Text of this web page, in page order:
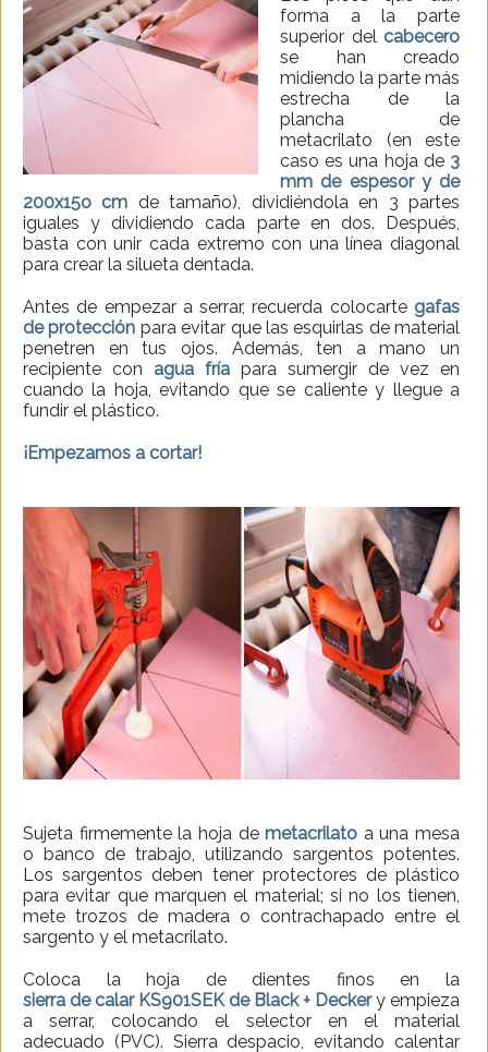
forma a la parte
superior del cabecero
se han creado
midiendo la parte más
estrecha de la
plancha de
metacrilato (en este
caso es una hoja de 3
mm de espesor y de
200x15o cm de tamaño), dividiéndola en 3 partes
iguales y dividiendo cada parte en dos. Después,
basta con unir cada extremo con una línea diagonal
para crear la silueta dentada.
Antes de empezar a serrar, recuerda colocartegafas
de protección para evitar que las esquirlas de material
penetren en tus ojos. Además, ten a mano un
recipiente con agua fría para sumergir de vez en
cuando la hoja, evitando que se caliente y llegue a
fundir el plástico.
¡Empezamos a cortar!
Sujeta firmemente la hoja demetacrilato a una mesa
o banco de trabajo, utilizando sargentos potentes.
Los sargentos deben tener protectores de plástico
para evitar que marquen el material; si no los tienen,
mete trozos de madera o contrachapado entre el
sargento y el metacrilato.
Coloca la hoja de dientes finos en la
sierra de calar KS901SEK de Black + Deckery empieza
a serrar, colocando el selector en el material
adecuado (PVC). Sierra despacio, evitando calentar